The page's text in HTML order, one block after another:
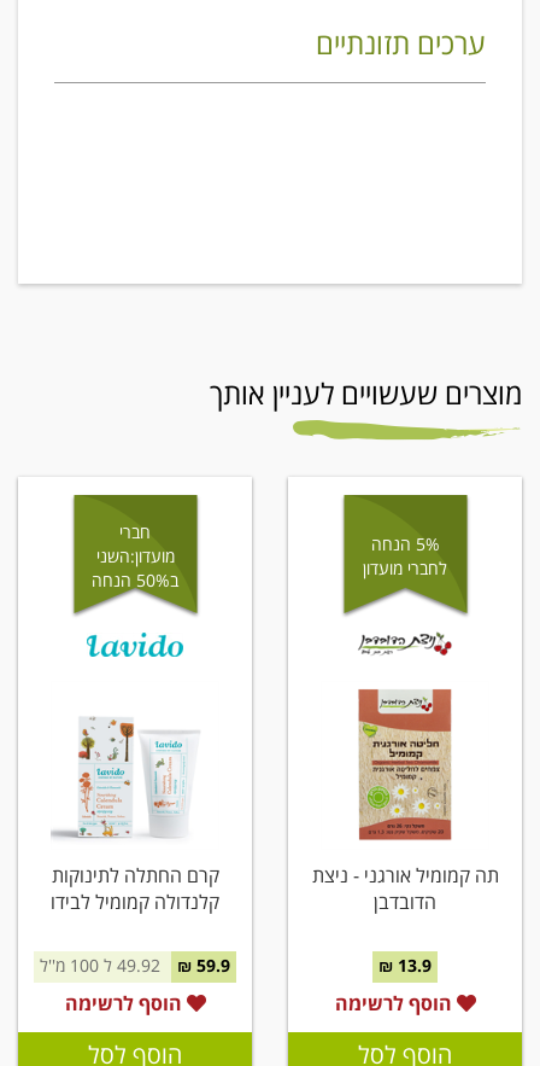
ערכים תזונתיים
מוצרים שעשויים לעניין אותך
5% הנחה
לחברי מועדון
תה קמומיל אורגני - ניצת
הדובדבן
13.9 ₪
הוסף לרשימה
הוסף לסל
חברי
מועדון:השני
ב50% הנחה
קרם החתלה לתינוקות
קלנדולה קמומיל לבידו
59.9 ₪
הוסף לרשימה
הוסף לסל